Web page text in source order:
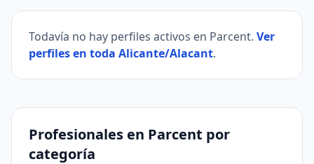
Todavía no hay perfiles activos en Parcent. Ver
perfiles en toda Alicante/Alacant.
Profesionales en Parcent por
categoría